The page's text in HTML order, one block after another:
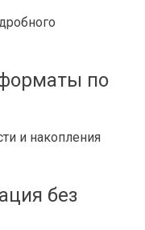
по
и накопления
без